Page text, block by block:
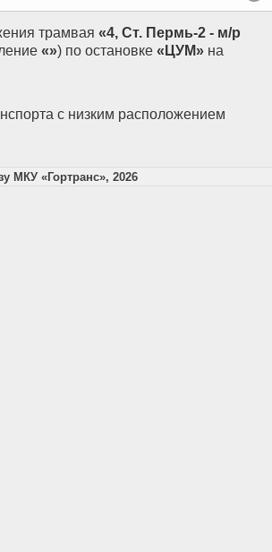
трамвая «4, Ст. Пермь-2 - м/р
«») по остановке «ЦУМ» на
с низким расположением
МКУ «Гортранс», 2026